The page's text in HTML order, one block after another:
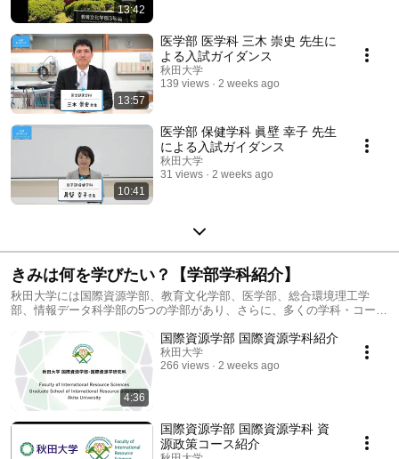
13:42
13:57
医学部 医学科 三木 崇史 先生に
よる入試ガイダンス
秋田大学
139 views
2 weeks ago
10:41
医学部 保健学科 眞壁 幸子 先生
による入試ガイダンス
秋田大学
31 views
2 weeks ago
きみは何を学びたい？【学部学科紹介】
秋田大学には国際資源学部、教育文化学部、医学部、総合環境理工学
部、情報データ科学部の5つの学部があり、さらに、多くの学科・コース
4:36
国際資源学部 国際資源学科紹介
秋田大学
266 views
2 weeks ago
国際資源学部 国際資源学科 資
源政策コース紹介